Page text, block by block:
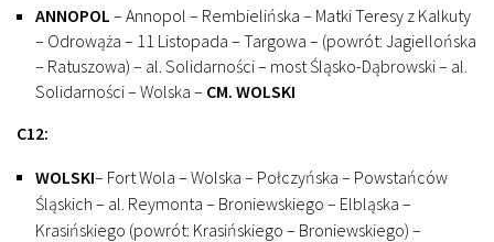
ANNOPOL – Annopol – Rembielińska – Matki Teresy z Kalkuty
– Odrowąża – 11 Listopada – Targowa – (powrót: Jagiellońska
– Ratuszowa) – al. Solidarności – most Śląsko-Dąbrowski – al.
Solidarności – Wolska – CM. WOLSKI
C12:
WOLSKI– Fort Wola – Wolska – Połczyńska – Powstańców
Śląskich – al. Reymonta – Broniewskiego – Elbląska –
Krasińskiego (powrót: Krasińskiego – Broniewskiego) –